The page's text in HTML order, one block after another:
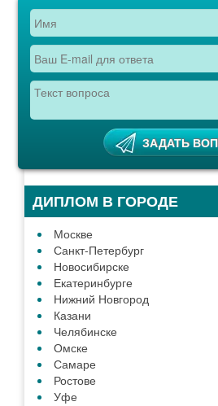
ПОИСК ТЕХНИКУМА,